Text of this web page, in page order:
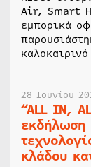
Air, Smart
εμπορικά
28 Ιουνίου
“ALL IN,
εκδήλωση
κλάδου